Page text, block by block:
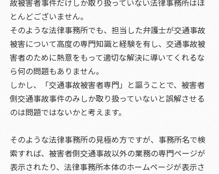
故被害者事件だけしか取り扱っていない法律事務所はほ
とんどございません。
そのような法律事務所でも、担当した弁護士が交通事故
被害について高度の専門知識と経験を有し、交通事故被
害者のために熱意をもって適切な解決に導いてくれるな
ら何の問題もありません。
しかし、「交通事故被害者専門」と謳うことで、被害者
側交通事故事件のみしか取り扱っていないと誤解させる
のは問題ではないかと考えます。
そのような法律事務所の見極め方ですが、事務所名で検
索すれば、被害者側交通事故以外の業務の専門ページが
表示されたり、法律事務所本体のホームページが表示さ